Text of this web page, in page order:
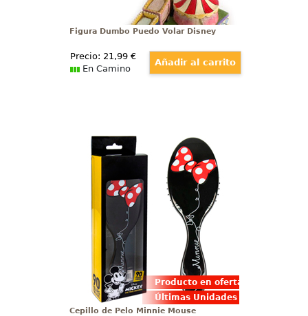
Figura Dumbo Puedo Volar Disney
Precio: 21,99€
En Camino
Producto en oferta
Últimas Unidades
Cepillo de Pelo Minnie Mouse
Precioso cepillo de pelo de Minnie
Mouse basado en la popular
ratona de la factoría Disney.
Ahora las ratonas y ratones de la
casa podrán tener el cepillo más
cuqui de Disney y celebrar con
Mickey su 90 aniversario.
Cepillo de Pelo Minnie Mouse